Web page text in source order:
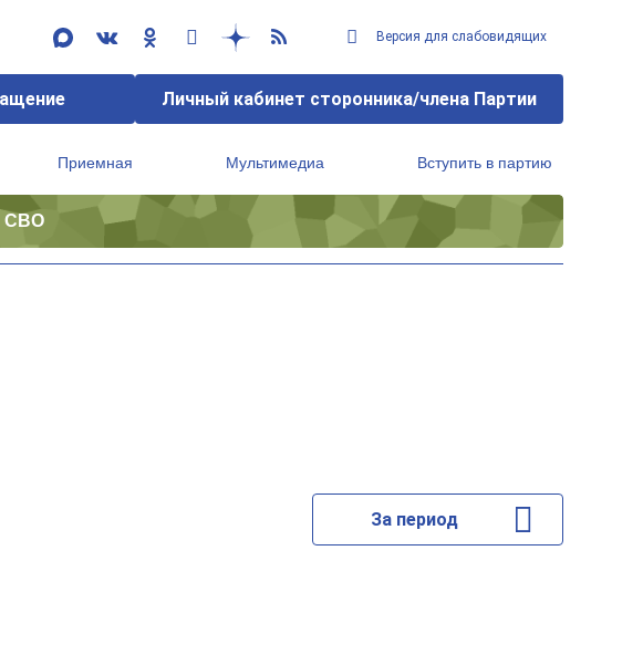
Версия для слабовидящих
Личный кабинет сторонника/члена Партии
Приемная Мультимедиа Вступить в партию
СВО
За период